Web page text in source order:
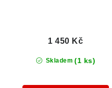
Skladem (1 ks)
1 450 Kč